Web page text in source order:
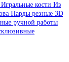
Игральные кости Из
Нарды резные 3D
ручной работы